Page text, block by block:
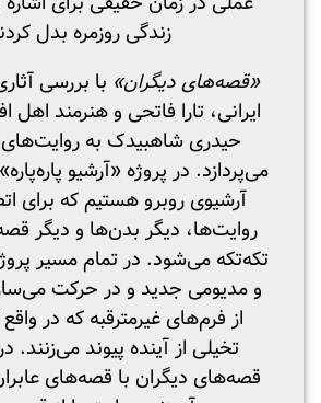
زندگی‌ روزمره‌ بدل
«قصه‌های دیگران» با بررسی
ایرانی، تارا فاتحی و هنرمند اهل
حیدری شاهبیدک به
می‌پردازد. در پروژه «آرشیو
آرشیوی‌ روبرو هستیم که برای
روایت‌ها، دیگر بدن‌ها و دیگر
تکه‌تکه می‌شود. در تمام مسیر
و مدیومی جدید و در حرکت
از فرم‌های غیرمترقبه که در
تخیلی از آینده پیوند می‌زنند.
قصه‌های دیگران با قصه‌های